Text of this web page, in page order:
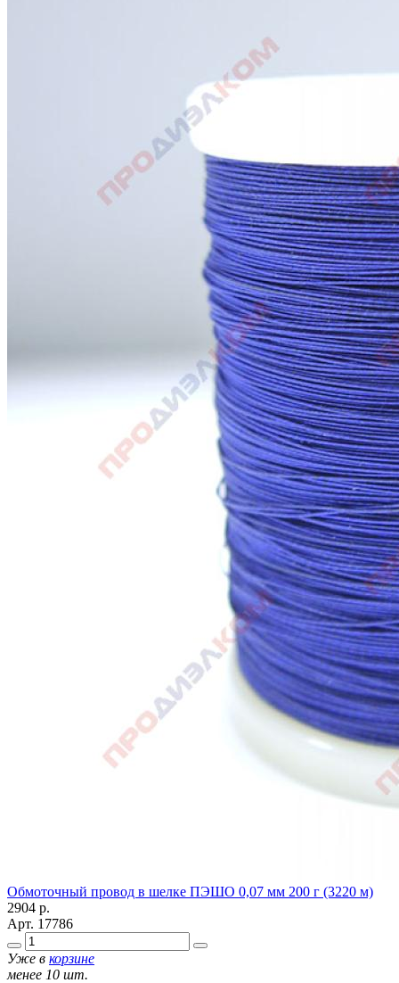
Обмоточный провод в шелке ПЭШО 0,07 мм 200 г (3220 м)
2904 р.
Арт. 17786
Уже в корзине
менее 10 шт.